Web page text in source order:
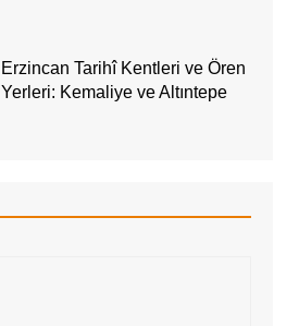
Erzincan Tarihî Kentleri ve Ören
Yerleri: Kemaliye ve Altıntepe